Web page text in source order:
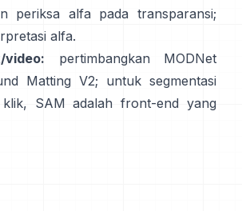
periksa alfa pada transparansi;
alfa.
pertimbangkan
MODNet
Matting V2; untuk segmentasi
SAM adalah front-end yang